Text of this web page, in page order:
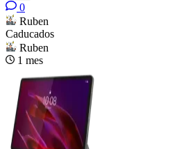
0
Ruben
Caducados
Ruben
1 mes